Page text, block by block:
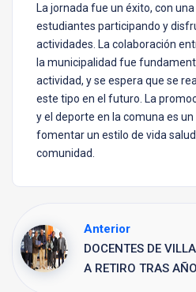
La jornada fue un éxito, con
estudiantes participando y
actividades. La colaboración
la municipalidad fue
actividad, y se espera que se
este tipo en el futuro. La
y el deporte en la comuna es
fomentar un estilo de vida
comunidad.
Anterior
DOCENTES DE
A RETIRO TRAS